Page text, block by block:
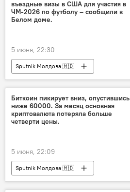
въездные визы в США для участия в
ЧМ-2026 по футболу – сообщили в
Белом доме.
5 июня, 22:30
Sputnik Молдова 🇲🇩
Биткоин пикирует вниз, опустившись
ниже 60000. За месяц основная
криптовалюта потеряла больше
четверти цены.
5 июня, 22:09
Sputnik Молдова 🇲🇩